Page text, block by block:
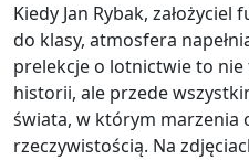
Kiedy Jan Rybak, założyciel
do klasy, atmosfera
prelekcje o lotnictwie to nie
historii, ale przede
świata, w którym marzenia
rzeczywistością. Na